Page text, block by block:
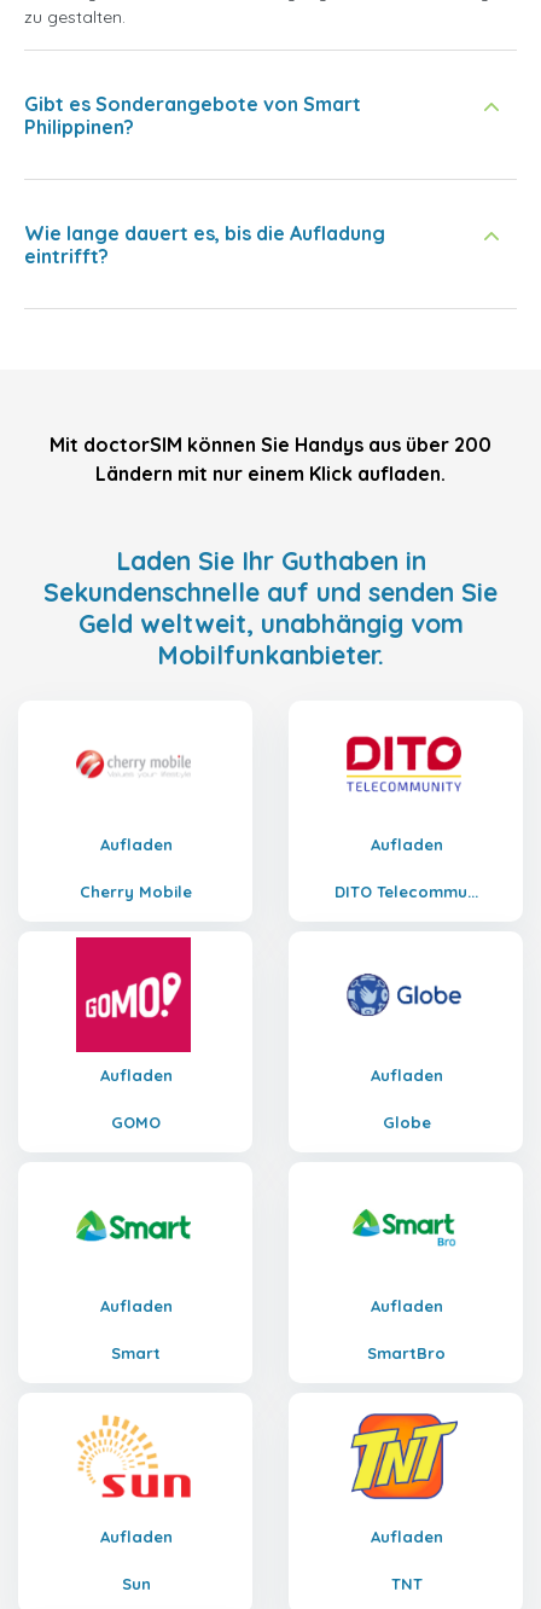
zu gestalten.
Gibt es Sonderangebote von Smart
Philippinen?
Wie lange dauert es, bis die Aufladung
eintrifft?
Mit doctorSIM können Sie Handys aus über 200
Ländern mit nur einem Klick aufladen.
Laden Sie Ihr Guthaben in
Sekundenschnelle auf und senden Sie
Geld weltweit, unabhängig vom
Mobilfunkanbieter.
Aufladen
Cherry Mobile
Aufladen
DITO Telecommu...
Aufladen
GOMO
Aufladen
Globe
Aufladen
Smart
Aufladen
SmartBro
Aufladen
Sun
Aufladen
TNT